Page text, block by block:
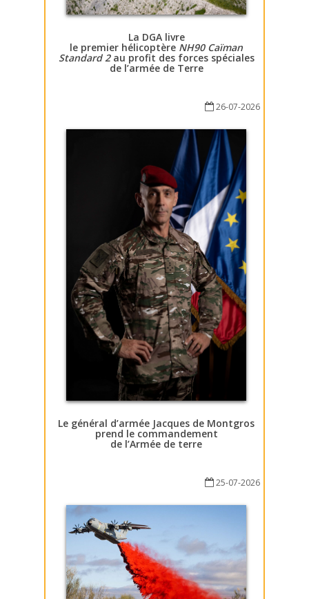
La DGA livre
le premier hélicoptère NH90 Caïman
Standard 2au profit des forces spéciales
de l’armée de Terre
26-07-2026
Le général d’armée Jacques de Montgros
prend le commandement
de l’Armée de terre
25-07-2026